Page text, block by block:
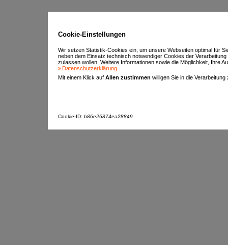
Cookie-Einstellungen
Wir setzen Statistik-Cookies ein, um unsere Webseiten optimal für
neben dem Einsatz technisch notwendiger Cookies der
zulassen wollen. Weitere Informationen sowie die Möglichkeit, Ihre
Datenschutzerklärung
Mit einem Klick auf Allen zustimmen willigen Sie in die
Cookie-ID: b86e26874ea28849